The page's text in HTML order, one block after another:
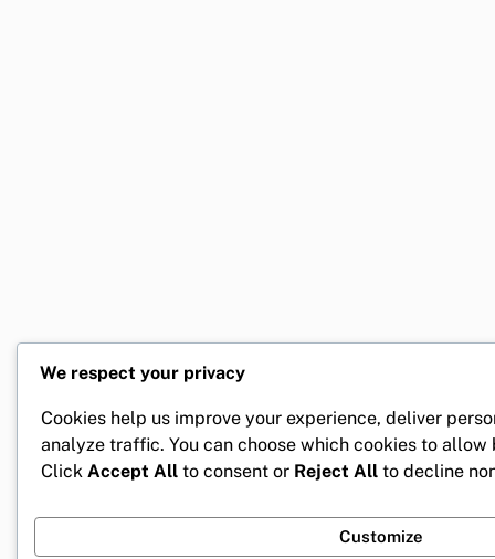
We respect your privacy
Cookies help us improve your experience, deliver
analyze traffic. You can choose which cookies to
Click Accept All to consent or Reject All to decline
Customize